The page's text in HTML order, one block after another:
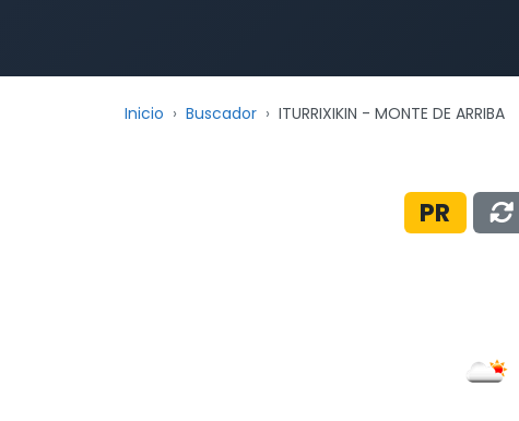
Inicio Buscador ITURRIXIKIN - MONTE DE ARRIBA
PR